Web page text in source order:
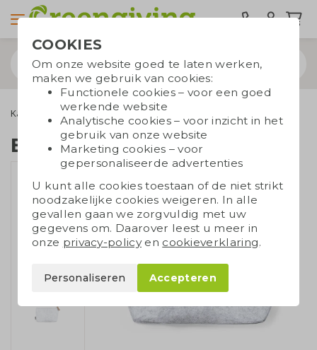
Kantoorartikelen Duurzame kantoorartikelen
Etui RPET vilt
COOKIES
Om onze website goed te laten werken,
maken we gebruik van cookies:
Functionele cookies – voor een goed
werkende website
Analytische cookies – voor inzicht in het
gebruik van onze website
Marketing cookies – voor
gepersonaliseerde advertenties
U kunt alle cookies toestaan of de niet strikt
noodzakelijke cookies weigeren. In alle
gevallen gaan we zorgvuldig met uw
gegevens om. Daarover leest u meer in
onze privacy-policyen cookieverklaring.
Personaliseren Accepteren